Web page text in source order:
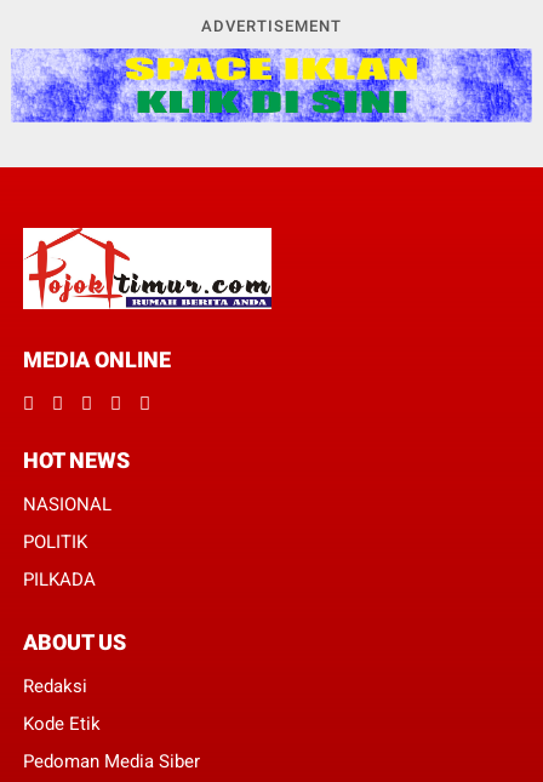
ADVERTISEMENT
MEDIA ONLINE
HOT NEWS
NASIONAL
POLITIK
PILKADA
ABOUT US
Redaksi
Kode Etik
Pedoman Media Siber